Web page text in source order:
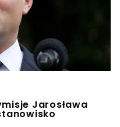
Jarosława